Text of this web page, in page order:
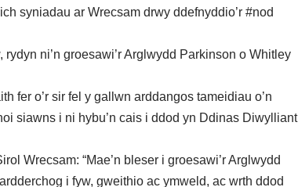
syniadau ar Wrecsam drwy ddefnyddio’r #nod
ni’n groesawi’r Arglwydd Parkinson o Whitley
fer o’r sir fel y gallwn arddangos tameidiau o’n
siawns i ni hybu’n cais i ddod yn Ddinas Diwylliant
Wrecsam: “Mae’n bleser i groesawi’r Arglwydd
i fyw, gweithio ac ymweld, ac wrth ddod